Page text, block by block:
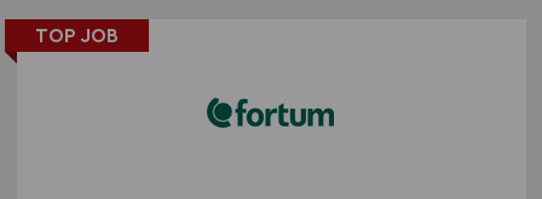
TOP JOB